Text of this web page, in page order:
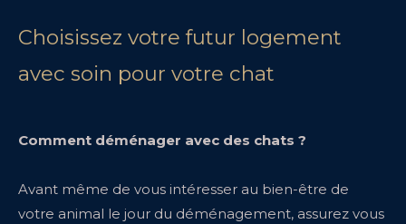
Choisissez votre futur logement
avec soin pour votre chat
Comment déménager avec des chats ?
Avant même de vous intéresser au bien-être de
votre animal le jour du déménagement, assurez vous